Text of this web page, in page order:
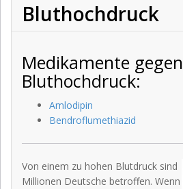
Bluthochdruck
Medikamente gegen
Bluthochdruck:
Amlodipin
Bendroflumethiazid
Von einem zu hohen Blutdruck sind
Millionen Deutsche betroffen. Wenn